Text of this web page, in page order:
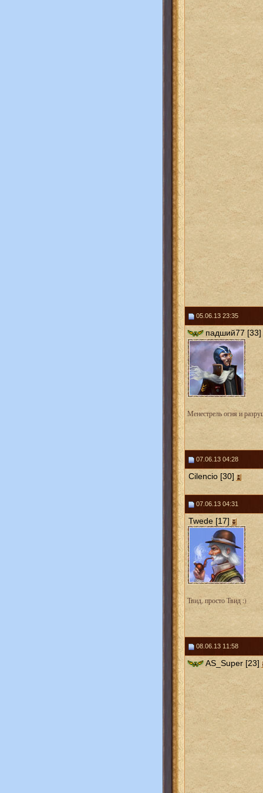
05.06.13 23:35
падший77 [33]
Менестрель огня и
07.06.13 04:28
Cilencio [30]
07.06.13 04:31
Twede [17]
Твид, просто Твид :)
08.06.13 11:58
AS_Super [23]